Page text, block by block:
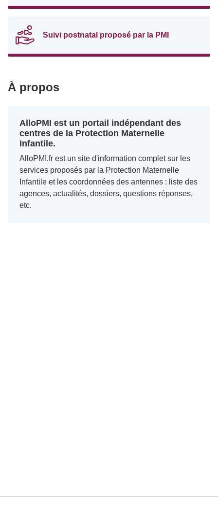
Suivi postnatal proposé par la PMI
À propos
AlloPMI est un portail indépendant des
centres de la Protection Maternelle
Infantile.
AlloPMI.fr est un site d'information complet sur les
services proposés par la Protection Maternelle
Infantile et les coordonnées des antennes : liste des
agences, actualités, dossiers, questions réponses,
etc.